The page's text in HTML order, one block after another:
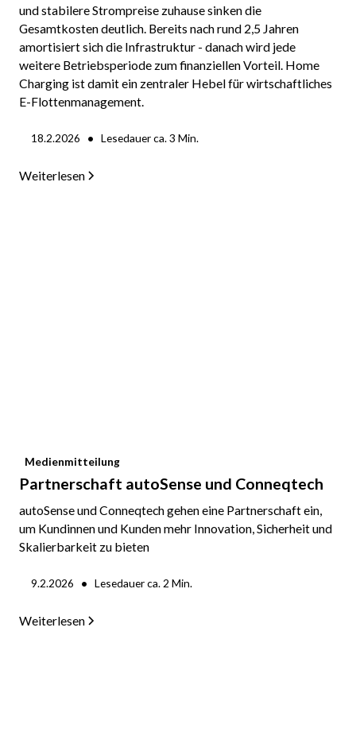
und stabilere Strompreise zuhause sinken die
Gesamtkosten deutlich. Bereits nach rund 2,5 Jahren
amortisiert sich die Infrastruktur - danach wird jede
weitere Betriebsperiode zum finanziellen Vorteil. Home
Charging ist damit ein zentraler Hebel für wirtschaftliches
E-Flottenmanagement.
18.2.2026 • Lesedauer ca.3 Min.
Weiterlesen
Medienmitteilung
Partnerschaft autoSense und Conneqtech
autoSense und Conneqtech gehen eine Partnerschaft ein,
um Kundinnen und Kunden mehr Innovation, Sicherheit und
Skalierbarkeit zu bieten
9.2.2026 • Lesedauer ca. 2 Min.
Weiterlesen